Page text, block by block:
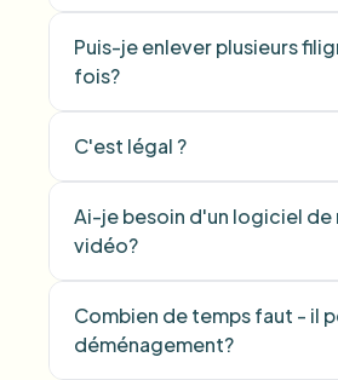
Puis-je enlever plusieurs
fois?
C'est légal ?
Ai-je besoin d'un logiciel
vidéo?
Combien de temps faut - il
déménagement?